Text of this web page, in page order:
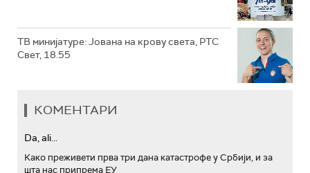
ТВ минијатуре: Јована на крову света, РТС
Свет, 18.55
КОМЕНТАРИ
Da, ali...
Како преживети прва три дана катастрофе у Србији, и за
шта нас припрема ЕУ